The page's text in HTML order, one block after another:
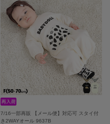
7/16一部再販 【メール便】対応可 スタイ付
き2WAYオール 9637B